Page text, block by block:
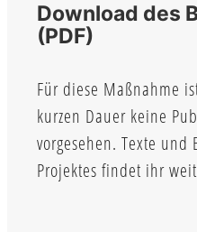
Download des
(PDF)
Für diese Maßnahme
kurzen Dauer keine
vorgesehen. Texte und
Projektes findet ihr